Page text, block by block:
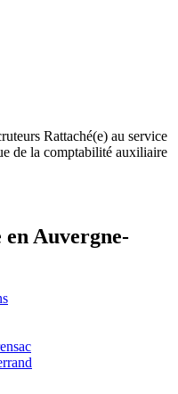
Rattaché(e) au service
de la comptabilité auxiliaire
Auvergne-